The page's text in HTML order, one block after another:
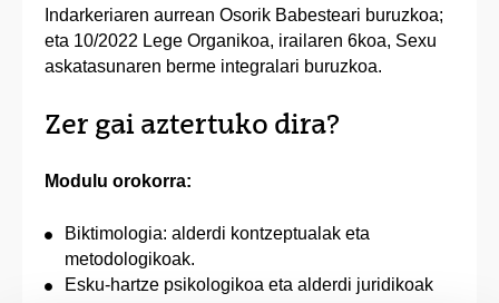
Indarkeriaren aurrean Osorik Babesteari buruzkoa;
eta 10/2022 Lege Organikoa, irailaren 6koa, Sexu
askatasunaren berme integralari buruzkoa.
Zer gai aztertuko dira?
Modulu orokorra:
Biktimologia: alderdi kontzeptualak eta
metodologikoak.
Esku-hartze psikologikoa eta alderdi juridikoak